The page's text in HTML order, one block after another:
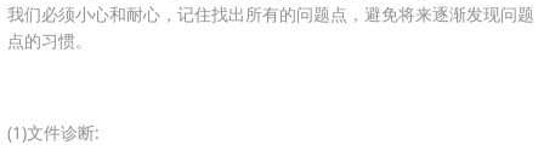
我们必须小心和耐心，记住找出所有的问题点，避免将来逐渐发现问题
点的习惯。
(1)文件诊断: